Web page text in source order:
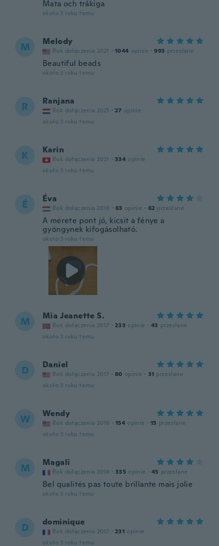
Mata och tråkiga
około 3 roku temu
M Melody
Rok dołączenia 2021 · 1044 opinie · 993 przesłane
Beautiful beads
około 3 roku temu
R Ranjana
Rok dołączenia 2021 · 27 opinie
około 3 roku temu
K Karin
Rok dołączenia 2021 · 334 opinie
około 3 roku temu
É Éva
Rok dołączenia 2016 · 63 opinie · 62 przesłane
A mérete pont jó, kicsit a fénye a
gyöngynek kifogásolható.
około 3 roku temu
M Mia Jeanette S.
Rok dołączenia 2017 · 233 opinie · 43 przesłane
około 3 roku temu
D Daniel
Rok dołączenia 2017 · 80 opinie · 31 przesłane
około 3 roku temu
W Wendy
Rok dołączenia 2016 · 154 opinie · 15 przesłane
około 3 roku temu
M Magali
Rok dołączenia 2016 · 335 opinie · 45 przesłane
Bel qualités pas toute brillante mais jolie
około 3 roku temu
D dominique
Rok dołączenia 2017 · 231 opinie
około 3 roku temu